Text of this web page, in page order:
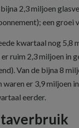
2,3 miljoen
een groei
kwartaal nog 5,8
ruim 2,3 miljoen in
Van de bijna 8
waren er 3,9 miljoen
eerder.